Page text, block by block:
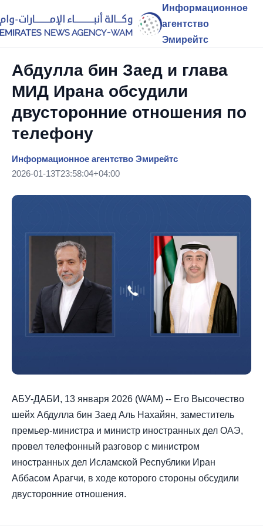
Информационное
агентство
Эмирейтс
Абдулла бин Заед и глава
МИД Ирана обсудили
двусторонние отношения по
телефону
Информационное агентство Эмирейтс
2026-01-13T23:58:04+04:00
АБУ-ДАБИ, 13 января 2026 (WAM) -- Его Высочество
шейх Абдулла бин Заед Аль Нахайян, заместитель
премьер-министра и министр иностранных дел ОАЭ,
провел телефонный разговор с министром
иностранных дел Исламской Республики Иран
Аббасом Арагчи, в ходе которого стороны обсудили
двусторонние отношения.